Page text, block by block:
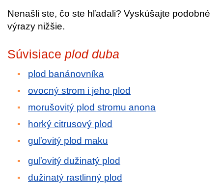
Nenašli ste, čo ste hľadali? Vyskúšajte podobné
výrazy nižšie.
Súvisiace plod duba
plod banánovníka
ovocný strom i jeho plod
morušovitý plod stromu anona
horký citrusový plod
guľovitý plod maku
guľovitý dužinatý plod
dužinatý rastlinný plod